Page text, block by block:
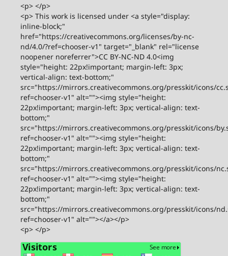
<p> </p>
<p> This work is licensed under <a style="display:
inline-block;"
href="https://creativecommons.org/licenses/by-nc-
nd/4.0/?ref=chooser-v1" target="_blank" rel="license
noopener noreferrer">CC BY-NC-ND 4.0<img
style="height: 22px!important; margin-left: 3px;
vertical-align: text-bottom;"
src="https://mirrors.creativecommons.org/presskit/icons/
ref=chooser-v1" alt=""><img style="height:
22px!important; margin-left: 3px; vertical-align: text-
bottom;"
src="https://mirrors.creativecommons.org/presskit/icons/
ref=chooser-v1" alt=""><img style="height:
22px!important; margin-left: 3px; vertical-align: text-
bottom;"
src="https://mirrors.creativecommons.org/presskit/icons/
ref=chooser-v1" alt=""><img style="height:
22px!important; margin-left: 3px; vertical-align: text-
bottom;"
src="https://mirrors.creativecommons.org/presskit/icons/
ref=chooser-v1" alt=""></a></p>
<p> </p>